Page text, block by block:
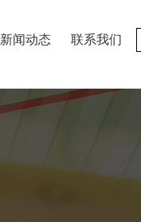
新闻动态 联系我们